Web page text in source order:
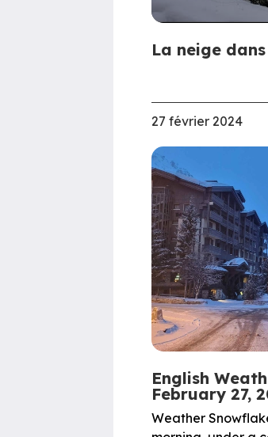
La neige
27 février 2024
English
February 27,
Weather